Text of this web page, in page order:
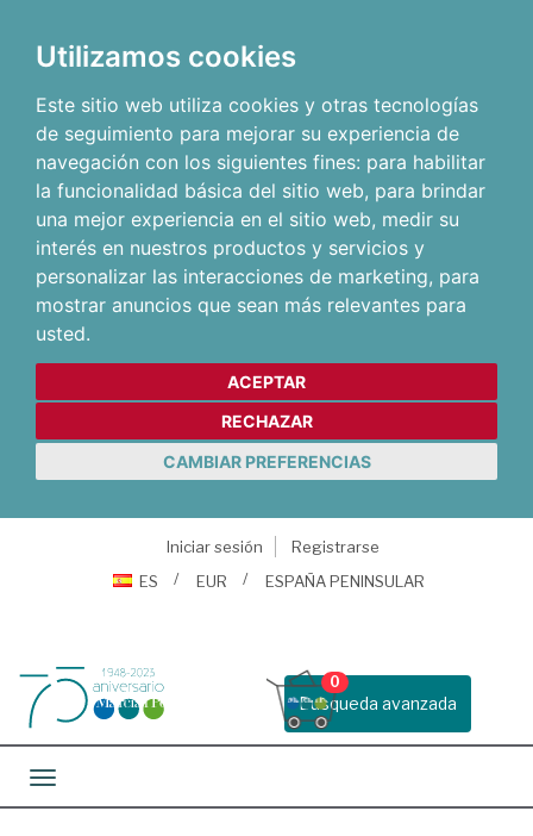
Utilizamos cookies
Este sitio web utiliza cookies y otras tecnologías
de seguimiento para mejorar su experiencia de
navegación con los siguientes fines: para habilitar
la funcionalidad básica del sitio web, para brindar
una mejor experiencia en el sitio web, medir su
interés en nuestros productos y servicios y
personalizar las interacciones de marketing, para
mostrar anuncios que sean más relevantes para
usted.
ACEPTAR
RECHAZAR
CAMBIAR PREFERENCIAS
Iniciar sesión
Registrarse
ES
EUR ESPAÑA PENINSULAR
Busqueda avanzada
0
Toggle navigation